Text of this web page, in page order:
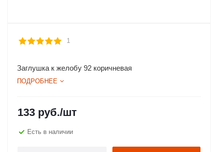
1
Заглушка к желобу 92 коричневая
ПОДРОБНЕЕ
133 руб./шт
Есть в наличии